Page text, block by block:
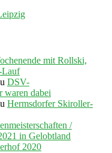
mit Rollski,
Lauf
DSV-
waren dabei
Hermsdorfer Skiroller-
/
in Gelobtland
2020